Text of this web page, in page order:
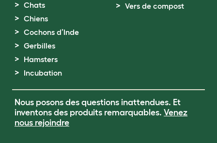
Chats
Chiens
Cochons d’Inde
Gerbilles
Hamsters
Incubation
Vers de compost
Nous posons des questions inattendues. Et
inventons des produits remarquables. Venez
nous rejoindre